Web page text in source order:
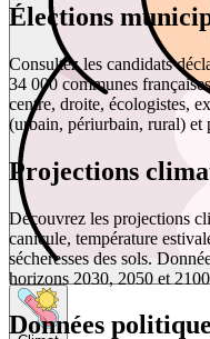
Élections
Consultez les candidats
34 000 communes
centre, droite, écologistes,
(urbain, périurbain, rural) et
Projections
Découvrez les projections
canicule, température
sécheresses des sols.
horizons 2030, 2050 et
Données